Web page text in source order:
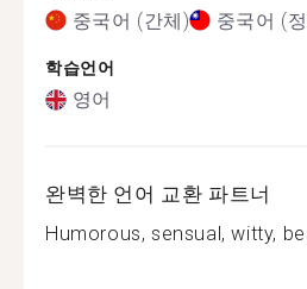
중국어 (간체) 중국어 (
학습언어
영어
완벽한 언어 교환 파트너
Humorous, sensual, witty,